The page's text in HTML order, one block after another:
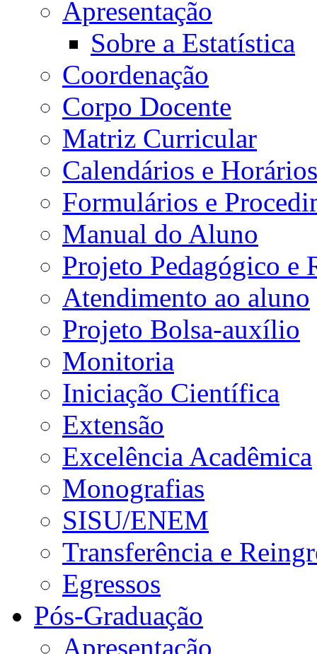
Apresentação
Sobre a Estatística
Coordenação
Corpo Docente
Matriz Curricular
Calendários e Horários
Formulários e
Manual do Aluno
Projeto Pedagógico e
Atendimento ao aluno
Projeto Bolsa-auxílio
Monitoria
Iniciação Científica
Extensão
Excelência Acadêmica
Monografias
SISU/ENEM
Transferência e
Egressos
Pós-Graduação
Apresentação